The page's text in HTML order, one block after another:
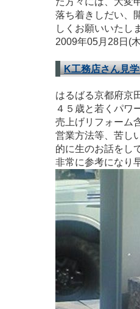
落ち着きしだい、
しくお願いいたし
2009年05月28日(
K工務店さん見
はるばる京都府京
４５歳と若くパワ
売上げリフォーム
営業方法等、苦し
的に生のお話をし
非常に参考になり